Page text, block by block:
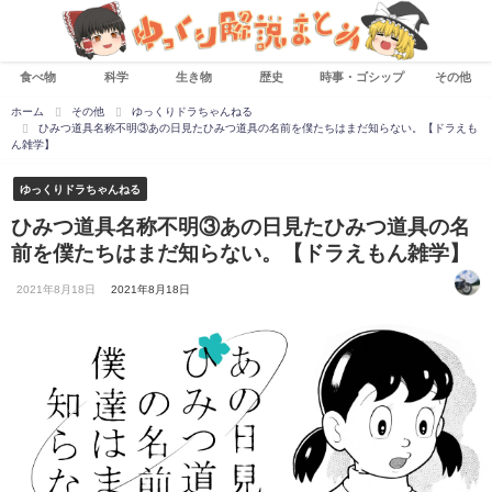
食べ物 科学 生き物 歴史 時事・ゴシップ その他
ホーム その他
ゆっくりドラちゃんねる
ひみつ道具名称不明③あの日見たひみつ道具の名前を僕たちはまだ知らない。【ドラえも
ん雑学】
ゆっくりドラちゃんねる
ひみつ道具名称不明③あの日見たひみつ道具の名
前を僕たちはまだ知らない。【ドラえもん雑学】
2021年8月18日 2021年8月18日